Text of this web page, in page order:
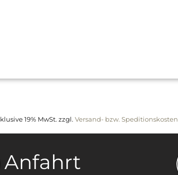
19% MwSt. zzgl. Versand- bzw. Speditionskosten
Anfahrt